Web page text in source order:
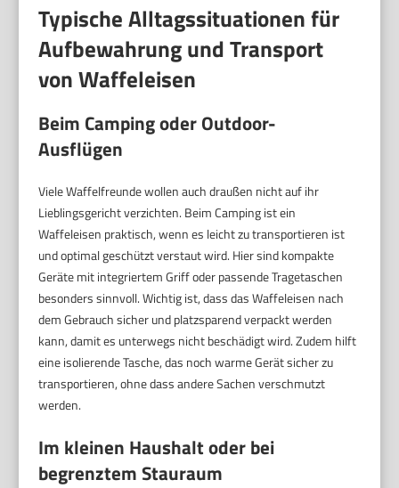
Typische Alltagssituationen für
Aufbewahrung und Transport
von Waffeleisen
Beim Camping oder Outdoor-
Ausflügen
Viele Waffelfreunde wollen auch draußen nicht auf ihr
Lieblingsgericht verzichten. Beim Camping ist ein
Waffeleisen praktisch, wenn es leicht zu transportieren ist
und optimal geschützt verstaut wird. Hier sind kompakte
Geräte mit integriertem Griff oder passende Tragetaschen
besonders sinnvoll. Wichtig ist, dass das Waffeleisen nach
dem Gebrauch sicher und platzsparend verpackt werden
kann, damit es unterwegs nicht beschädigt wird. Zudem hilft
eine isolierende Tasche, das noch warme Gerät sicher zu
transportieren, ohne dass andere Sachen verschmutzt
werden.
Im kleinen Haushalt oder bei
begrenztem Stauraum